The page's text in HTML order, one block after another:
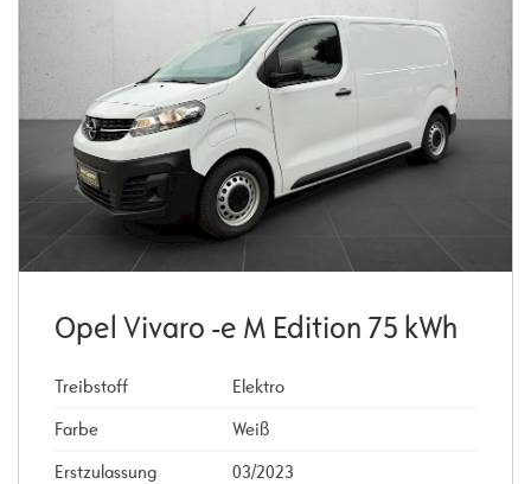
Opel Vivaro -e M Edition 75 kWh
Treibstoff
Elektro
Farbe
Weiß
Erstzulassung
03/2023